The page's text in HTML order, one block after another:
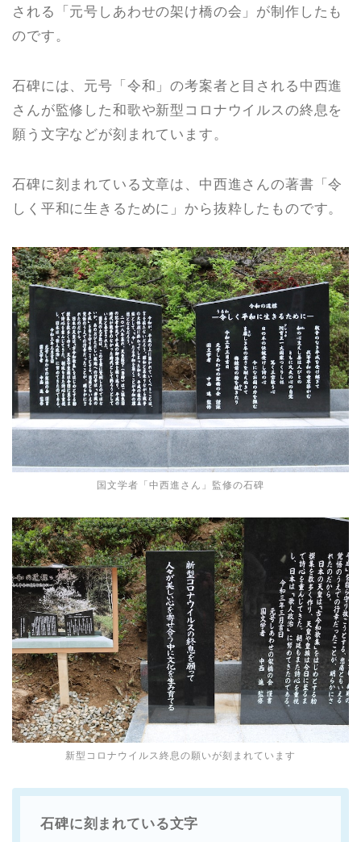
される「元号しあわせの架け橋の会」が制作したも
のです。
石碑には、元号「令和」の考案者と目される中西進
さんが監修した和歌や新型コロナウイルスの終息を
願う文字などが刻まれています。
石碑に刻まれている文章は、中西進さんの著書「令
しく平和に生きるために」から抜粋したものです。
国文学者「中西進さん」監修の石碑
新型コロナウイルス終息の願いが刻まれています
石碑に刻まれている文字